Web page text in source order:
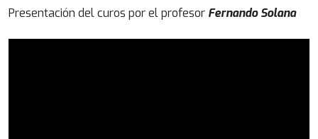
Presentación del curos por el profesor Fernando Solana